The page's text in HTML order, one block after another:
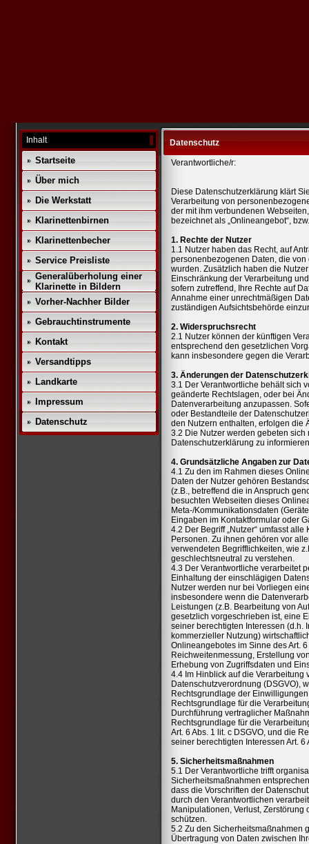
Inhalt
Startseite
Über mich
Die Werkstatt
Klarinettenbirnen
Klarinettenbecher
Service Preisliste
Generalüberholung einer
Klarinette in Bildern
Vorher-Nachher Bilder
Gebrauchtinstrumente
Kontakt
Versandtipps
Landkarte
Impressum
Datenschutz
Datenschutz
Verantwortliche/r:
Diese Datenschutzerklärung klärt
Verarbeitung von
der mit ihm verbundenen
bezeichnet als „Onlineangebot“,
1. Rechte der Nutzer
1.1 Nutzer haben das Recht, auf
personenbezogenen Daten, die
wurden. Zusätzlich haben die
Einschränkung der Verarbeitung
sofern zutreffend, Ihre Rechte auf
Annahme einer unrechtmäßigen
zuständigen Aufsichtsbehörde
2. Widerspruchsrecht
2.1 Nutzer können der künftigen
entsprechend den gesetzlichen
kann insbesondere gegen die
3. Änderungen der
3.1 Der Verantwortliche behält sich
geänderte Rechtslagen, oder bei
Datenverarbeitung anzupassen.
oder Bestandteile der
den Nutzern enthalten, erfolgen die
3.2 Die Nutzer werden gebeten
Datenschutzerklärung zu
4. Grundsätzliche Angaben zur
4.1 Zu den im Rahmen dieses
Daten der Nutzer gehören
(z.B., betreffend die in Anspruch
besuchten Webseiten dieses
Meta-/Kommunikationsdaten
Eingaben im Kontaktformular oder
4.2 Der Begriff „Nutzer“ umfasst
Personen. Zu ihnen gehören vor
verwendeten Begrifflichkeiten, wie
geschlechtsneutral zu verstehen.
4.3 Der Verantwortliche verarbeitet
Einhaltung der einschlägigen
Nutzer werden nur bei Vorliegen
insbesondere wenn die
Leistungen (z.B. Bearbeitung von
gesetzlich vorgeschrieben ist, eine
seiner berechtigten Interessen (d.h.
kommerzieller Nutzung)
Onlineangebotes im Sinne des Art.
Reichweitenmessung, Erstellung
Erhebung von Zugriffsdaten und
4.4 Im Hinblick auf die
Datenschutzverordnung (DSGVO),
Rechtsgrundlage der
Rechtsgrundlage für die
Durchführung vertraglicher
Rechtsgrundlage für die
Art. 6 Abs. 1 lit. c DSGVO, und die
seiner berechtigten Interessen Art. 6
5. Sicherheitsmaßnahmen
5.1 Der Verantwortliche trifft
Sicherheitsmaßnahmen
dass die Vorschriften der
durch den Verantwortlichen
Manipulationen, Verlust,
schützen.
5.2 Zu den Sicherheitsmaßnahmen
Übertragung von Daten zwischen